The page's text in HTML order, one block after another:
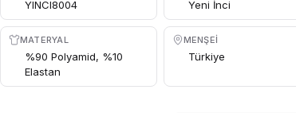
YINCI8004 Yeni İnci
MATERYAL
%90 Polyamid, %10
Elastan
MENŞEI
Türkiye